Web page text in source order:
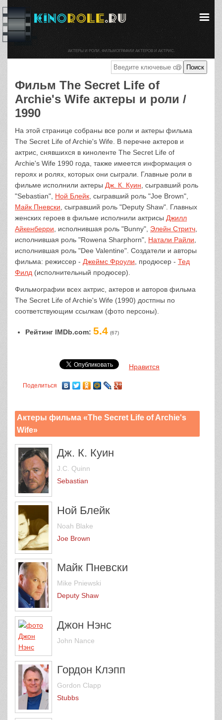
Фильм The Secret Life of
Archie's Wife актеры и роли /
1990
На этой странице собраны все роли и актеры фильма
The Secret Life of Archie's Wife. В перечне актеров и
актрис, снявшихся в киноленте The Secret Life of
Archie's Wife 1990 года, также имеется информация о
героях и ролях, которых они сыграли. Главные роли в
фильме исполнили актеры Дж. К. Куин , сыгравший роль
"Sebastian", Ной Блейк , сыгравший роль "Joe Brown",
Майк Пневски , сыгравший роль "Deputy Shaw". Главных
женских героев в фильме исполнили актрисы Джилл
Айкенберри , исполнившая роль "Bunny", Элейн Стритч
исполнившая роль "Rowena Sharphorn", Натали Райли
исполнившая роль "Dee Valentine". Создатели и авторы
фильма: режиссер - Джеймс Фроули , продюсер - Тед
Филд (исполнительный продюсер).
Фильмографии всех актрис, актеров и авторов фильма
The Secret Life of Archie's Wife (1990) достпны по
соответствующим ссылкам (фото персоны).
Рейтинг IMDb.com: 5.4 (67)
Нравится
Поделиться
Актеры фильма «The Secret Life of Archie's
Wife»
Дж. К. Куин
J.C. Quinn
Sebastian
Ной Блейк
Noah Blake
Joe Brown
Майк Пневски
Mike Pniewski
Deputy Shaw
Джон Нэнс
John Nance
Гордон Клэпп
Gordon Clapp
Stubbs
АКТЕРЫ И РОЛИ. ФИЛЬМОГРАФИИ АКТЕРОВ И АКТРИС.